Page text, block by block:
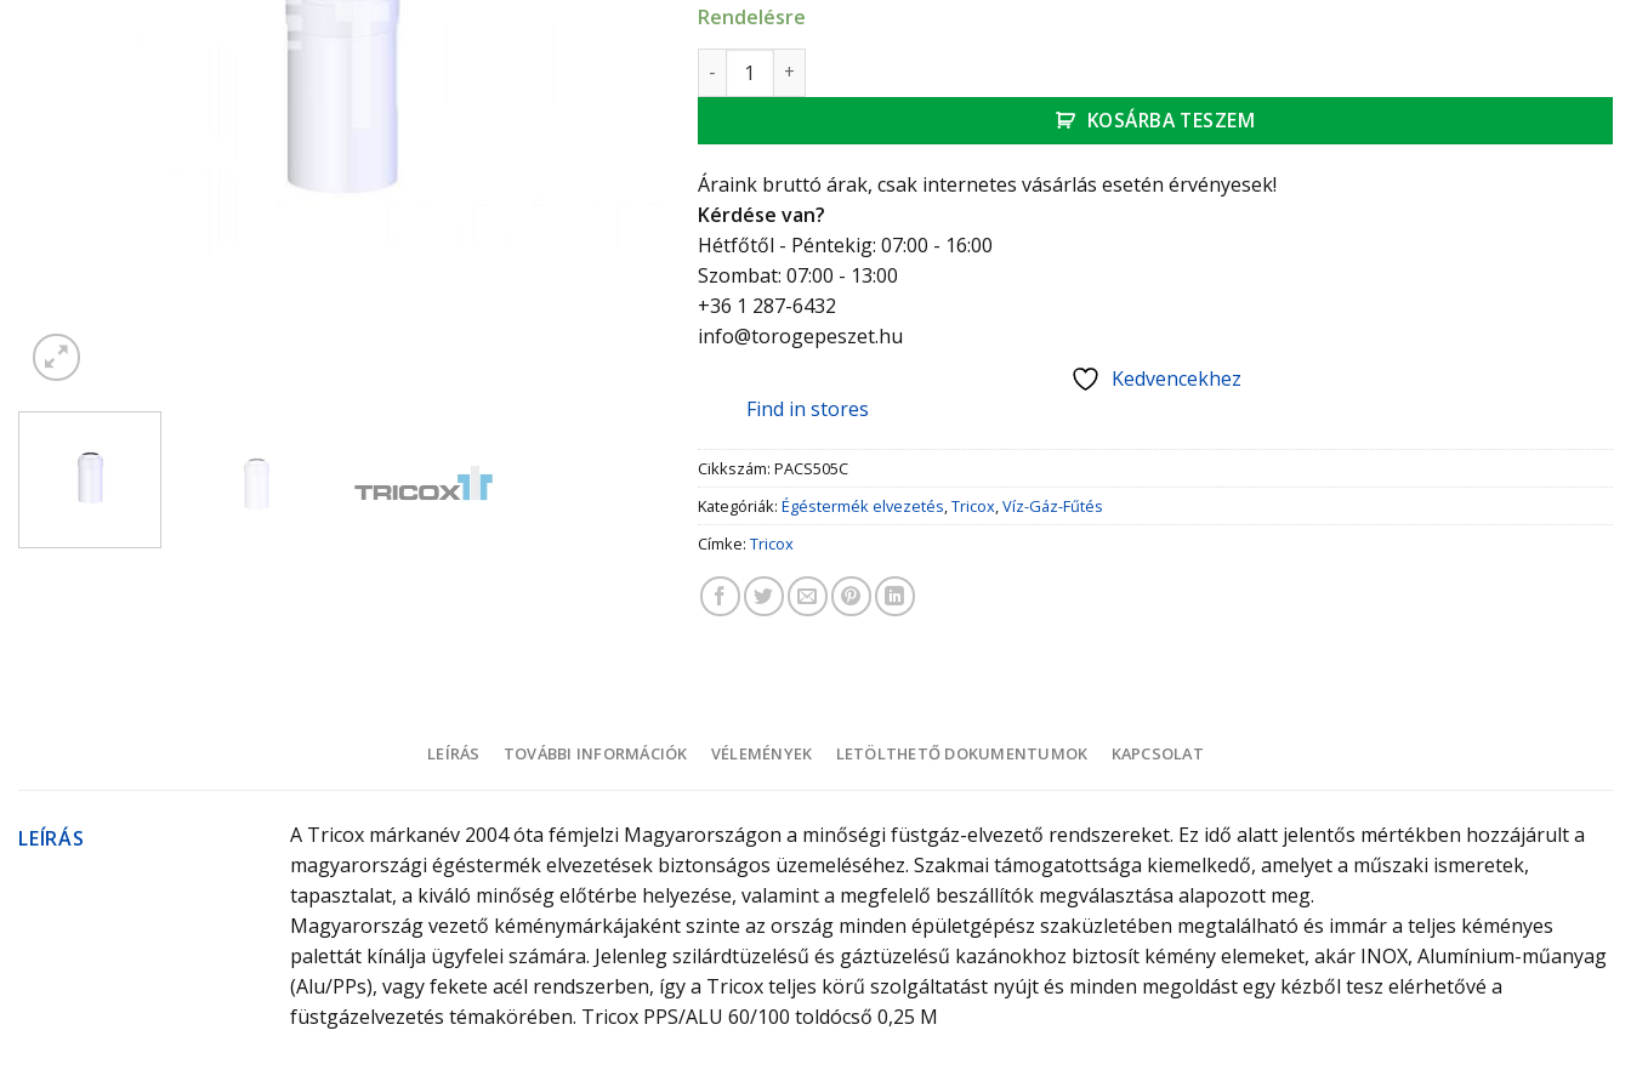
Rendelésre
Tricox PPS/ALU 60/100 toldócső 0,25 M mennyiség
KOSÁRBA TESZEM
Áraink bruttó árak, csak internetes vásárlás esetén érvényesek!
Kérdése van?
Hétfőtől - Péntekig: 07:00 - 16:00
Szombat: 07:00 - 13:00
+36 1 287-6432
info@torogepeszet.hu
Kedvencekhez
Find in stores
Cikkszám: PACS505C
Kategóriák: Égéstermék elvezetés Tricox Víz-Gáz-Fűtés
Címke: Tricox
LEÍRÁS TOVÁBBI INFORMÁCIÓK VÉLEMÉNYEK LETÖLTHETŐ DOKUMENTUMOK KAPCSOLAT
LEÍRÁS
A Tricox márkanév 2004 óta fémjelzi Magyarországon a minőségi füstgáz-elvezető rendszereket. Ez idő alatt jelentős mértékben hozzájárult a
magyarországi égéstermék elvezetések biztonságos üzemeléséhez. Szakmai támogatottsága kiemelkedő, amelyet a műszaki ismeretek,
tapasztalat, a kiváló minőség előtérbe helyezése, valamint a megfelelő beszállítók megválasztása alapozott meg.
Magyarország vezető kéménymárkájaként szinte az ország minden épületgépész szaküzletében megtalálható és immár a teljes kéményes
palettát kínálja ügyfelei számára. Jelenleg szilárdtüzelésű és gáztüzelésű kazánokhoz biztosít kémény elemeket, akár INOX, Alumínium-műanyag
(Alu/PPs), vagy fekete acél rendszerben, így a Tricox teljes körű szolgáltatást nyújt és minden megoldást egy kézből tesz elérhetővé a
füstgázelvezetés témakörében. Tricox PPS/ALU 60/100 toldócső 0,25 M